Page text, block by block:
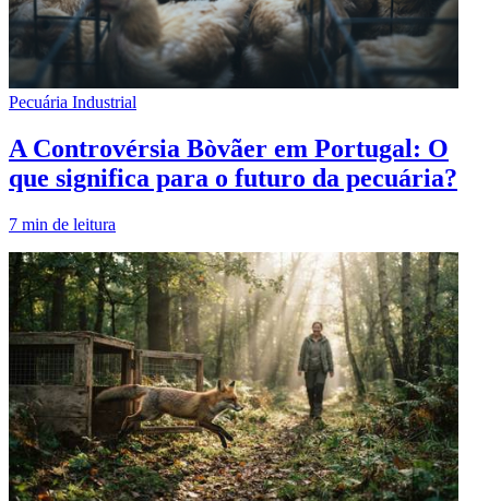
Pecuária Industrial
A Controvérsia Bòvãer em Portugal: O
que significa para o futuro da pecuária?
7 min de leitura